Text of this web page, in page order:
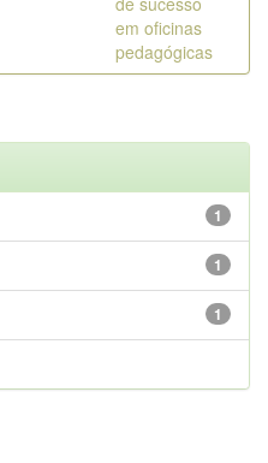
em oficinas
pedagógicas
1
1
1